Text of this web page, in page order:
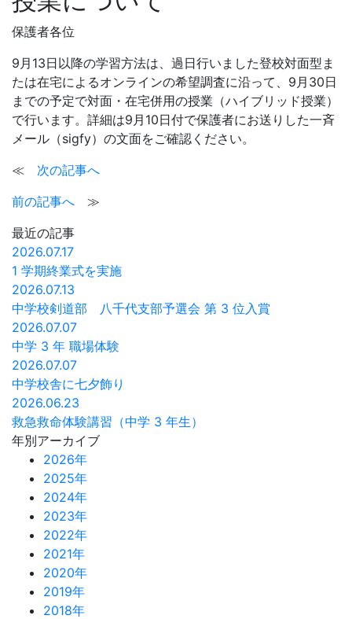
保護者各位
9月13日以降の学習方法は、過日行いました登校対面型ま
たは在宅によるオンラインの希望調査に沿って、9月30日
までの予定で対面・在宅併用の授業（ハイブリッド授業）
で行います。詳細は9月10日付で保護者にお送りした一斉
メール（sigfy）の文面をご確認ください。
≪ 次の記事へ
前の記事へ ≫
最近の記事
2026.07.17
1 学期終業式を実施
2026.07.13
中学校剣道部 八千代支部予選会 第 3 位入賞
2026.07.07
中学 3 年 職場体験
2026.07.07
中学校舎に七夕飾り
2026.06.23
救急救命体験講習（中学 3 年生）
年別アーカイブ
2026年
2025年
2024年
2023年
2022年
2021年
2020年
2019年
2018年